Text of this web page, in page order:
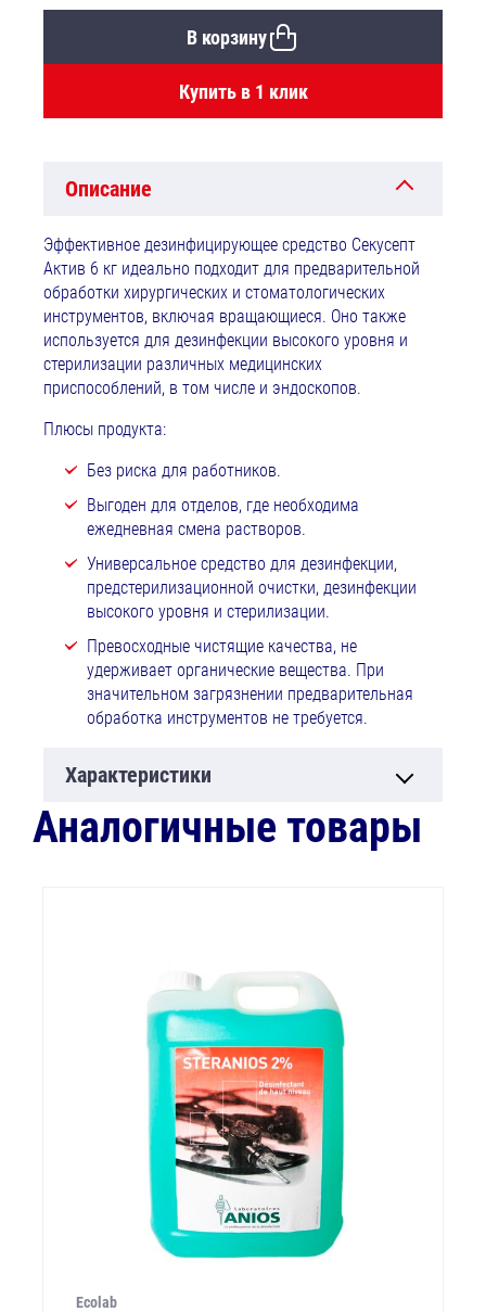
В корзину
Купить в 1 клик
Описание
Эффективное дезинфицирующее средство Секусепт
Актив 6 кг идеально подходит для предварительной
обработки хирургических и стоматологических
инструментов, включая вращающиеся. Оно также
используется для дезинфекции высокого уровня и
стерилизации различных медицинских
приспособлений, в том числе и эндоскопов.
Плюсы продукта:
Без риска для работников.
Выгоден для отделов, где необходима
ежедневная смена растворов.
Универсальное средство для дезинфекции,
предстерилизационной очистки, дезинфекции
высокого уровня и стерилизации.
Превосходные чистящие качества, не
удерживает органические вещества. При
значительном загрязнении предварительная
обработка инструментов не требуется.
Характеристики
Аналогичные товары
Ecolab